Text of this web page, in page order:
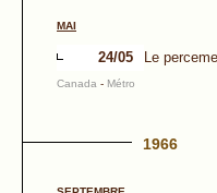
MAI
24/05 Le
Canada - Métro
1966